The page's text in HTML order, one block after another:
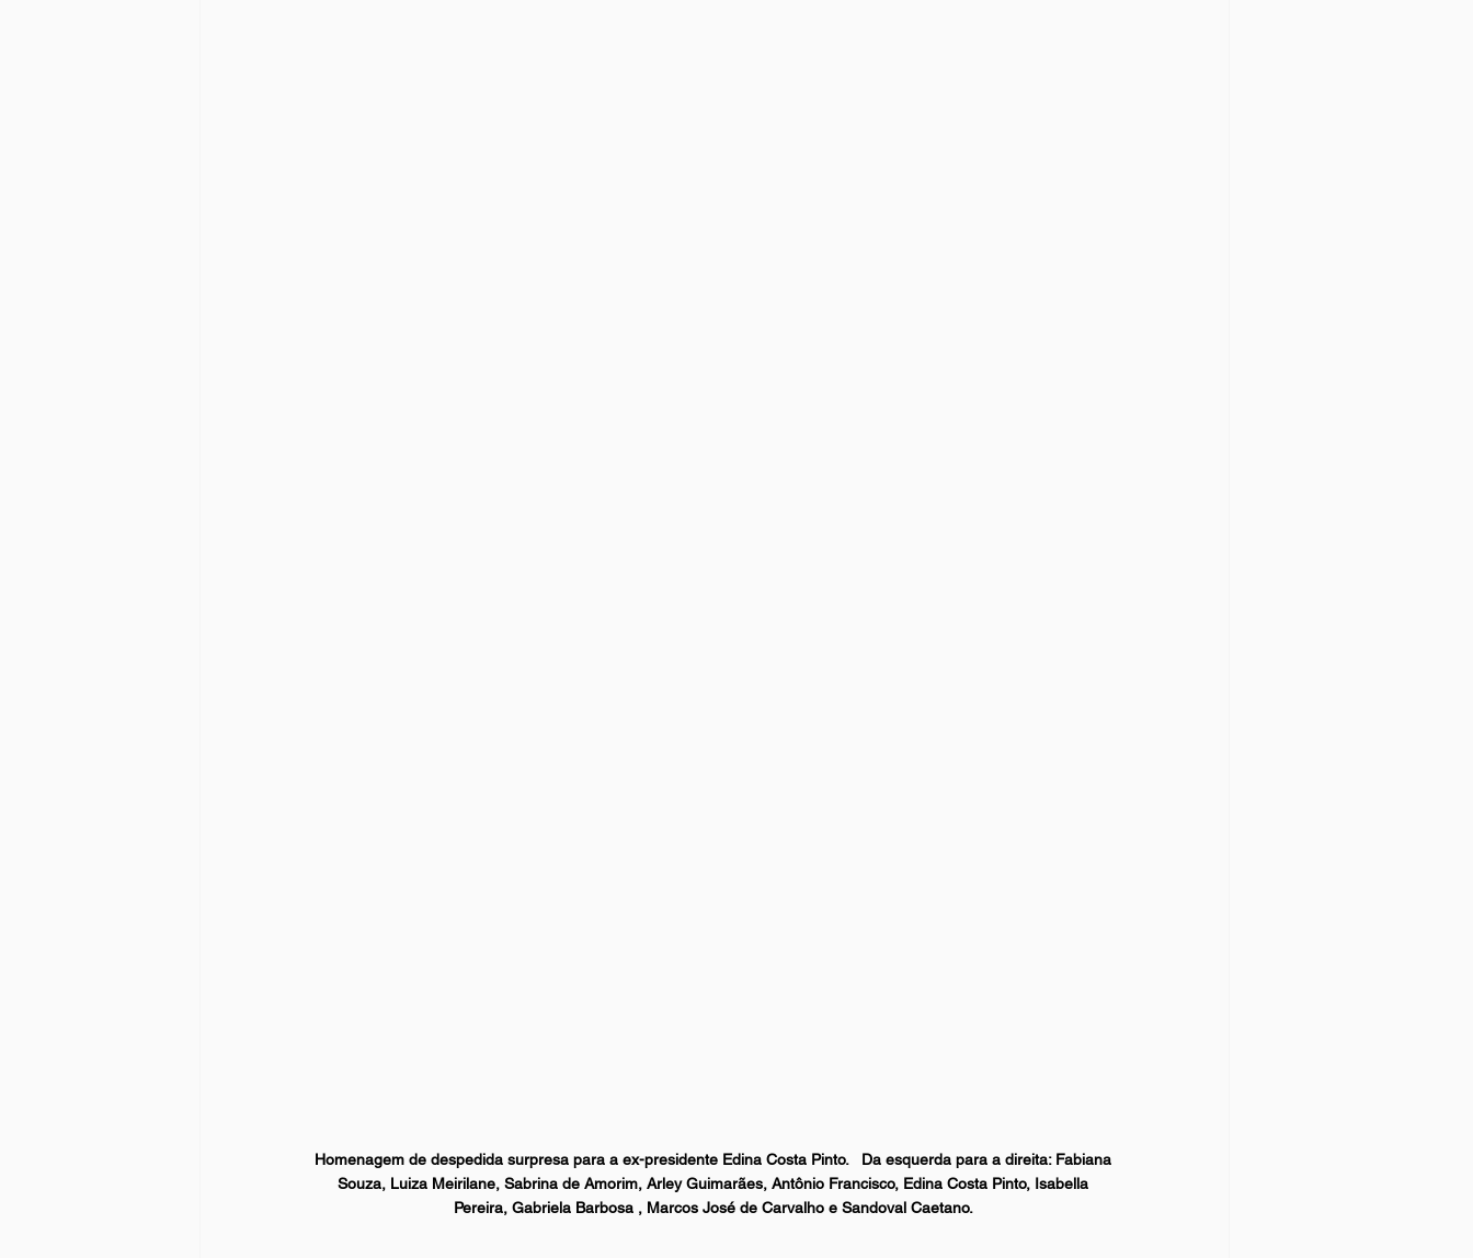
Homenagem de despedida surpresa para a ex-presidente Edina Costa Pinto.   Da esquerda para a direita: Fabiana
Souza, Luiza Meirilane, Sabrina de Amorim, Arley Guimarães, Antônio Francisco, Edina Costa Pinto, Isabella
Pereira, Gabriela Barbosa , Marcos José de Carvalho e Sandoval Caetano.